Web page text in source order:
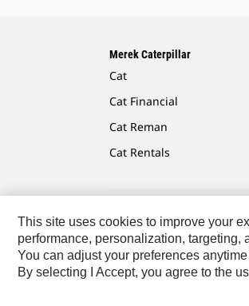
Merek Caterpillar
Cat
Cat Financial
Cat Reman
Cat Rentals
Caterpillar.com Hubungi
Asia Tenggara © 2026
This site uses cookies to improve your
performance, personalization, targeting,
You can adjust your preferences
By selecting I Accept, you agree to the